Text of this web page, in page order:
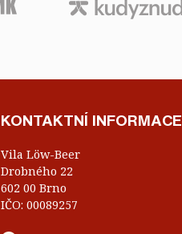
KONTAKTNÍ INFORMACE
Vila Löw-Beer
Drobného 22
602 00 Brno
IČO: 00089257